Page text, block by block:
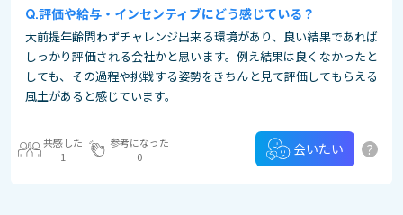
評価や給与・インセンティブにどう感じている？
大前提年齢問わずチャレンジ出来る環境があり、良い結果であれば
しっかり評価される会社かと思います。例え結果は良くなかったと
しても、その過程や挑戦する姿勢をきちんと見て評価してもらえる
風土があると感じています。
共感した
1
参考になった
0
会いたい ?